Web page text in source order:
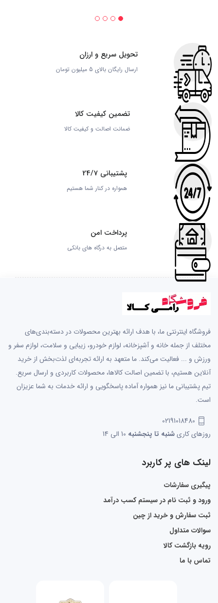
تحویل سریع و ارزان
ارسال رایگان بالای 5 میلیون تومان
تضمین کیفیت کالا
ضمانت اصالت و کیفیت کالا
پشتیبانی 24/7
همواره در کنار شما هستیم
پرداخت امن
متصل به درگاه های بانکی
فروشگاه اینترنتی ما، با هدف ارائه بهترین محصولات در دسته‌بندی‌های
مختلف از جمله خانه و آشپزخانه، لوازم خودرو، زیبایی و سلامت، لوازم سفر و
ورزش و ... فعالیت می‌کند. ما متعهد به ارائه تجربه‌ای لذت‌بخش از خرید
آنلاین هستیم، با تضمین اصالت کالاها، محصولات کاربردی و ارسال سریع.
تیم پشتیبانی ما نیز همواره آماده پاسخگویی و ارائه خدمات به شما عزیزان
است.
02191018480
روزهای کاریشنبه تا پنجشنبه
لینک های پر کاربرد
پیگیری سفارشات
ورود و ثبت نام در سیستم کسب درآمد
ثبت سفارش و خرید از چین
سوالات متداول
رویه بازگشت کالا
تماس با ما